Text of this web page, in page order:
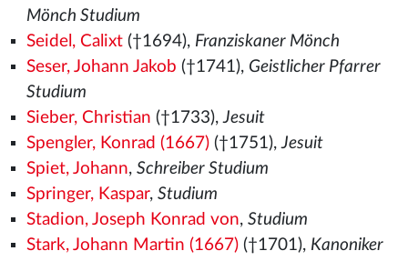
Mönch Studium
Seidel, Calixt(†1694), Franziskaner Mönch
Seser, Johann Jakob (†1741), Geistlicher Pfarrer
Studium
Sieber, Christian (†1733),Jesuit
Spengler, Konrad (1667)(†1751),Jesuit
Spiet, Johann, Schreiber Studium
Springer, Kaspar, Studium
Stadion, Joseph Konrad von, Studium
Stark, Johann Martin (1667)(†1701), Kanoniker